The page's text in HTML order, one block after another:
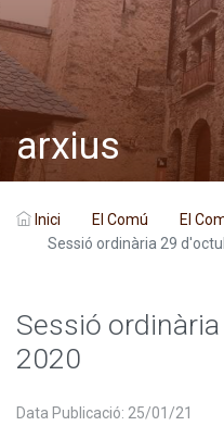
arxius
Inici El Comú El
Sessió ordinària 29
Sessió
2020
Data Publicació: 25/01/21